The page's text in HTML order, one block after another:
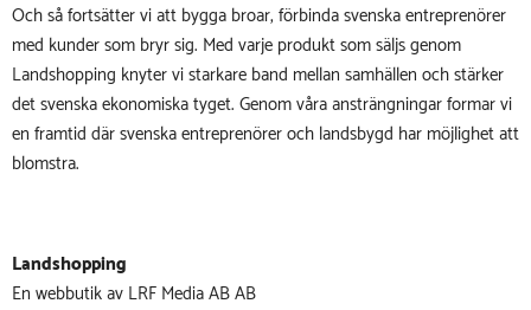
Och så fortsätter vi att bygga broar, förbinda svenska entreprenörer
med kunder som bryr sig. Med varje produkt som säljs genom
Landshopping knyter vi starkare band mellan samhällen och stärker
det svenska ekonomiska tyget. Genom våra ansträngningar formar vi
en framtid där svenska entreprenörer och landsbygd har möjlighet att
blomstra.
Landshopping
En webbutik av LRF Media AB AB